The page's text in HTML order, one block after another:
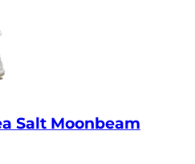
Salt Moonbeam